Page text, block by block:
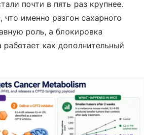
почти в пять раз крупнее.
именно разгон сахарного
роль, а блокировка
как дополнительный